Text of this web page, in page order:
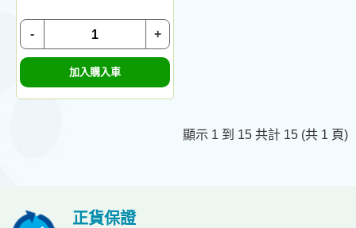
+
-
加入購入車
顯示 1 到 15 共計 15 (共 1 頁)
正貨保證